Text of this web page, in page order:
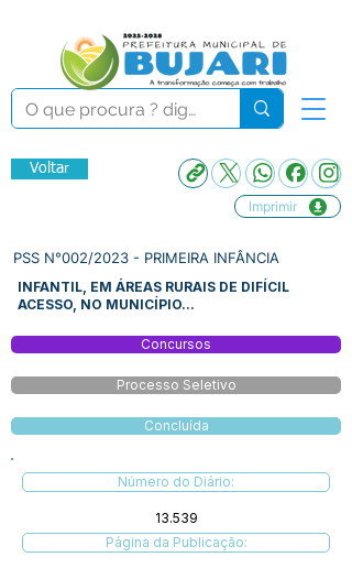
Voltar
Imprimir
PSS N°002/2023 - PRIMEIRA INFÂNCIA
INFANTIL, EM ÁREAS RURAIS DE DIFÍCIL
ACESSO, NO MUNICÍPIO...
Concursos
Processo Seletivo
Concluída
Número do Diário:
13.539
Página da Publicação: